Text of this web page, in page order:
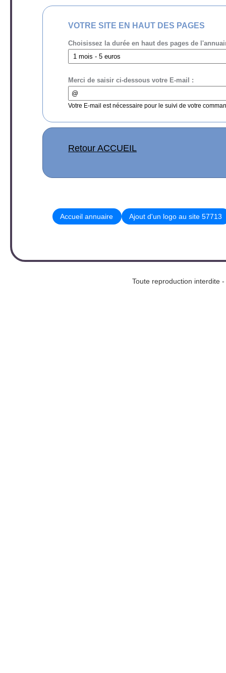
VOTRE SITE EN HAUT DES PAGES
Choisissez la durée en haut des pages de
Merci de saisir ci-dessous votre E-mail :
Votre E-mail est nécessaire pour le suivi de votre
Retour ACCUEIL
Accueil annuaire Ajout d'un logo au site 57713
Toute reproduction interdite